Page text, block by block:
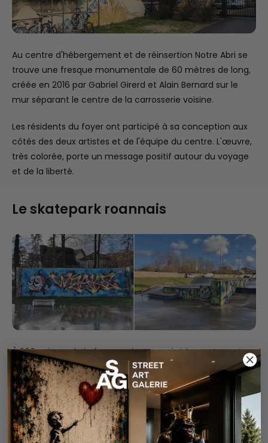
Au centre d'hébergement et de réinsertion Notre Abri se
trouve une fresque monumentale de 60 mètres de long,
créée en 2016 par Gabriel Girerd et Alain Bernard sur le
mur séparant le centre de la carrosserie voisine.
Les résidents du foyer ont participé à sa conception aux
côtés des deux artistes et de l'équipe du centre. L'œuvre,
très colorée, porte un message positif autour du voyage
et de la liberté.
Le skatepark roannais
À 200 mètres de la fresque de Notre Abri, leskatepark
de Roanneest couvert de dessins street art sur ses
rampes et ses murs. Un lieu de vie où l'art urbain retrouve
son terrain naturel.
Les jardins d'entrePOTE